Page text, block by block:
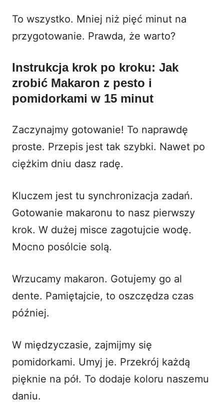
To wszystko. Mniej niż pięć minut na
przygotowanie. Prawda, że warto?
Instrukcja krok po kroku: Jak
zrobić Makaron z pesto i
pomidorkami w 15 minut
Zaczynajmy gotowanie! To naprawdę
proste. Przepis jest tak szybki. Nawet po
ciężkim dniu dasz radę.
Kluczem jest tu synchronizacja zadań.
Gotowanie makaronu to nasz pierwszy
krok. W dużej misce zagotujcie wodę.
Mocno posólcie solą.
Wrzucamy makaron. Gotujemy go al
dente. Pamiętajcie, to oszczędza czas
później.
W międzyczasie, zajmijmy się
pomidorkami. Umyj je. Przekrój każdą
pięknie na pół. To dodaje koloru naszemu
daniu.